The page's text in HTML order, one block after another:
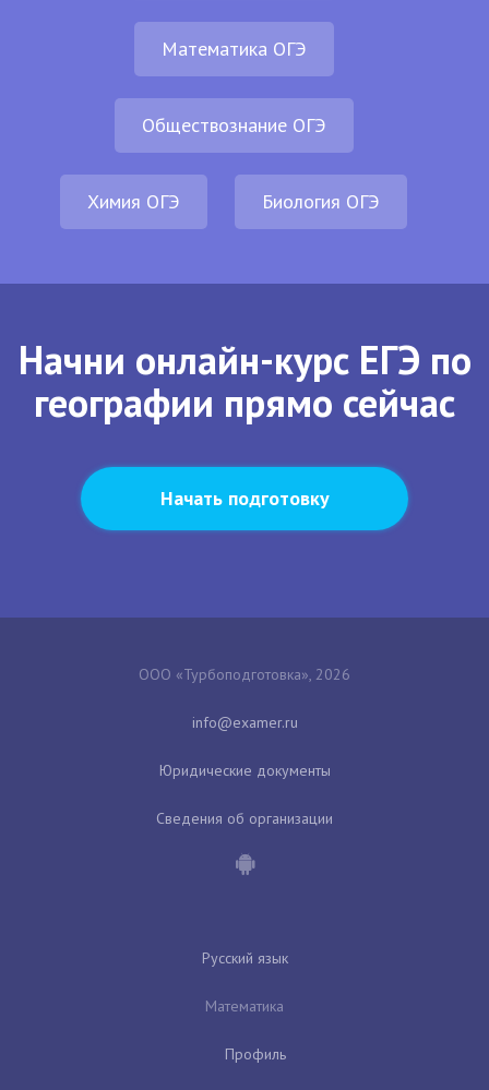
Математика ОГЭ
Обществознание ОГЭ
Химия ОГЭ Биология ОГЭ
Начни онлайн-курс ЕГЭ по
географии прямо сейчас
Начать подготовку
ООО «Турбоподготовка», 2026
Юридические документы
Сведения об организации
Русский язык
Математика
Профиль